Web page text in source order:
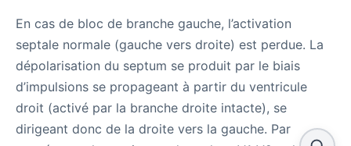
En cas de bloc de branche gauche, l’activation
septale normale (gauche vers droite) est perdue. La
dépolarisation du septum se produit par le biais
d’impulsions se propageant à partir du ventricule
droit (activé par la branche droite intacte), se
dirigeant donc de la droite vers la gauche. Par